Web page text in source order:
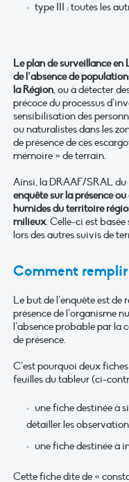
type III : toutes les
Le plan de surveillance en
de l’absence de
la Région, ou à détecter
précoce du processus
sensibilisation des
ou naturalistes dans les
de présence de ces
mémoire » de terrain.
Ainsi, la DRAAF/SRAL
enquête sur la présence
humides du territoire
milieux. Celle-ci est
lors des autres suivis de
Comment
Le but de l’enquête est de
présence de l’organisme
l’absence probable par la
de présence.
C’est pourquoi deux
feuilles du tableur (ci-
une fiche destinée à
détailler les
une fiche destinée à
Cette fiche dite de «